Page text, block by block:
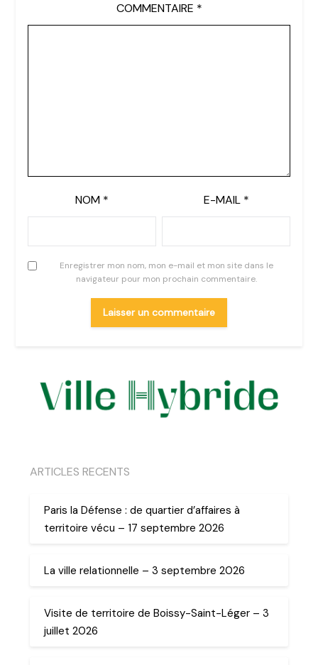
COMMENTAIRE *
NOM * E-MAIL *
Enregistrer mon nom, mon e-mail et mon site dans le
navigateur pour mon prochain commentaire.
ARTICLES RECENTS
Paris la Défense : de quartier d’affaires à
territoire vécu – 17 septembre 2026
La ville relationnelle – 3 septembre 2026
Visite de territoire de Boissy-Saint-Léger – 3
juillet 2026